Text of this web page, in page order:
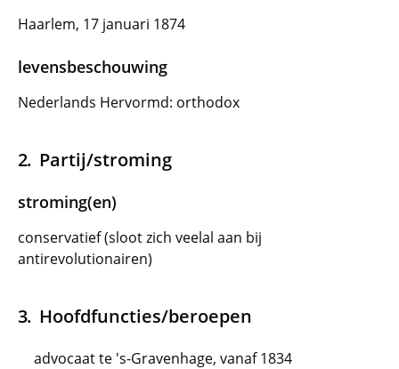
Haarlem, 17 januari 1874
levensbeschouwing
Nederlands Hervormd: orthodox
Partij/stroming
stroming(en)
conservatief (sloot zich veelal aan bij
antirevolutionairen)
Hoofdfuncties/beroepen
advocaat te 's-Gravenhage, vanaf 1834